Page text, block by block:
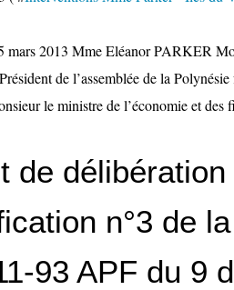
mars 2013 Mme Eléanor PARKER
de l’assemblée de la
le ministre de l’économie et des
de
n°3 de
93 APF du 9